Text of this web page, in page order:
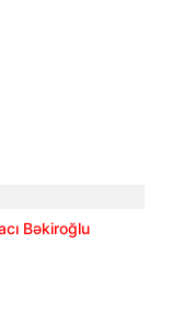
Bəkiroğlu